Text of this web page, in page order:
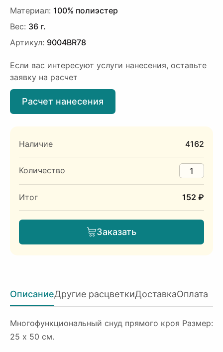
Материал: 100% полиэстер
Вес: 36 г.
Артикул: 9004BR78
Если вас интересуют услуги нанесения, оставьте
заявку на расчет
Расчет нанесения
Наличие 4162
Количество
Итог 152 ₽
Заказать
ОписаниеДругие расцветкиДоставкаОплата
Многофункциональный снуд прямого кроя Размер:
25 x 50 см.